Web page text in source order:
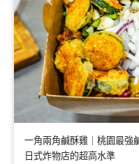
一角兩角鹹酥雞｜桃園最強
日式炸物店的超高水準